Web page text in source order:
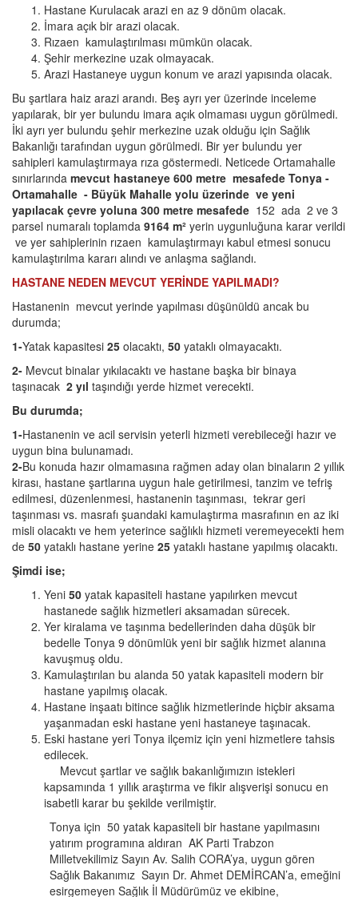
Hastane Kurulacak arazi en az 9 dönüm olacak.
İmara açık bir arazi olacak.
Rızaen kamulaştırılması mümkün olacak.
Şehir merkezine uzak olmayacak.
Arazi Hastaneye uygun konum ve arazi yapısında olacak.
Bu şartlara haiz arazi arandı. Beş ayrı yer üzerinde inceleme
yapılarak, bir yer bulundu imara açık olmaması uygun görülmedi.
İki ayrı yer bulundu şehir merkezine uzak olduğu için Sağlık
Bakanlığı tarafından uygun görülmedi. Bir yer bulundu yer
sahipleri kamulaştırmaya rıza göstermedi. Neticede Ortamahalle
sınırlarında mevcut hastaneye 600 metre mesafede Tonya -
Ortamahalle - Büyük Mahalle yolu üzerinde ve yeni
yapılacak çevre yoluna 300 metre mesafede 152 ada 2 ve 3
parsel numaralı toplamda 9164 m² yerin uygunluğuna karar verildi
ve yer sahiplerinin rızaen kamulaştırmayı kabul etmesi sonucu
kamulaştırılma kararı alındı ve anlaşma sağlandı.
HASTANE NEDEN MEVCUT YERİNDE YAPILMADI?
Hastanenin mevcut yerinde yapılması düşünüldü ancak bu
durumda;
1-Yatak kapasitesi 25 olacaktı, 50 yataklı olmayacaktı.
2- Mevcut binalar yıkılacaktı ve hastane başka bir binaya
taşınacak 2 yıl taşındığı yerde hizmet verecekti.
Bu durumda;
1-Hastanenin ve acil servisin yeterli hizmeti verebileceği hazır ve
uygun bina bulunamadı.
2-Bu konuda hazır olmamasına rağmen aday olan binaların 2 yıllık
kirası, hastane şartlarına uygun hale getirilmesi, tanzim ve tefriş
edilmesi, düzenlenmesi, hastanenin taşınması, tekrar geri
taşınması vs. masrafı şuandaki kamulaştırma masrafının en az iki
misli olacaktı ve hem yeterince sağlıklı hizmeti veremeyecekti hem
de 50 yataklı hastane yerine 25 yataklı hastane yapılmış olacaktı.
Şimdi ise;
Yeni 50 yatak kapasiteli hastane yapılırken mevcut
hastanede sağlık hizmetleri aksamadan sürecek.
Yer kiralama ve taşınma bedellerinden daha düşük bir
bedelle Tonya 9 dönümlük yeni bir sağlık hizmet alanına
kavuşmuş oldu.
Kamulaştırılan bu alanda 50 yatak kapasiteli modern bir
hastane yapılmış olacak.
Hastane inşaatı bitince sağlık hizmetlerinde hiçbir aksama
yaşanmadan eski hastane yeni hastaneye taşınacak.
Eski hastane yeri Tonya ilçemiz için yeni hizmetlere tahsis
edilecek.
Mevcut şartlar ve sağlık bakanlığımızın istekleri
kapsamında 1 yıllık araştırma ve fikir alışverişi sonucu en
isabetli karar bu şekilde verilmiştir.
Tonya için 50 yatak kapasiteli bir hastane yapılmasını
yatırım programına aldıran AK Parti Trabzon
Milletvekilimiz Sayın Av. Salih CORA’ya, uygun gören
Sağlık Bakanımız Sayın Dr. Ahmet DEMİRCAN’a, emeğini
esirgemeyen Sağlık İl Müdürümüz ve ekibine,